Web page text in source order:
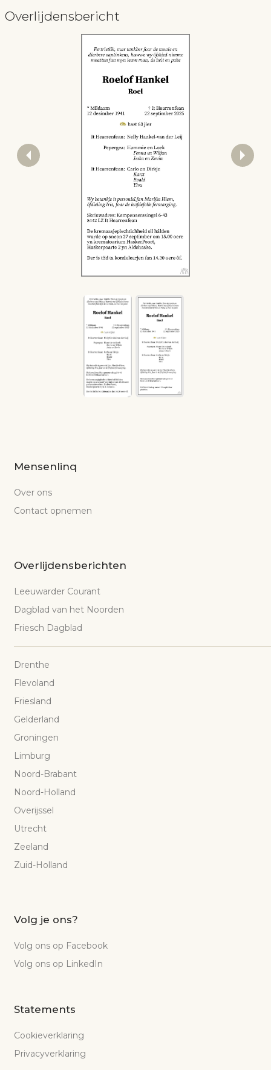
Overlijdensbericht
Mensenlinq
Over ons
Contact opnemen
Overlijdensberichten
Leeuwarder Courant
Dagblad van het Noorden
Friesch Dagblad
Drenthe
Flevoland
Friesland
Gelderland
Groningen
Limburg
Noord-Brabant
Noord-Holland
Overijssel
Utrecht
Zeeland
Zuid-Holland
Volg je ons?
Volg ons op Facebook
Volg ons op LinkedIn
Statements
Cookieverklaring
Privacyverklaring